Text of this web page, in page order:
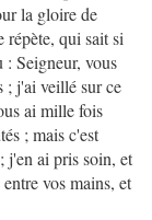
la gloire de
qui sait si
: Seigneur, vous
; j'ai veillé sur ce
ai mille fois
; mais c'est
j'en ai pris soin, et
vos mains, et